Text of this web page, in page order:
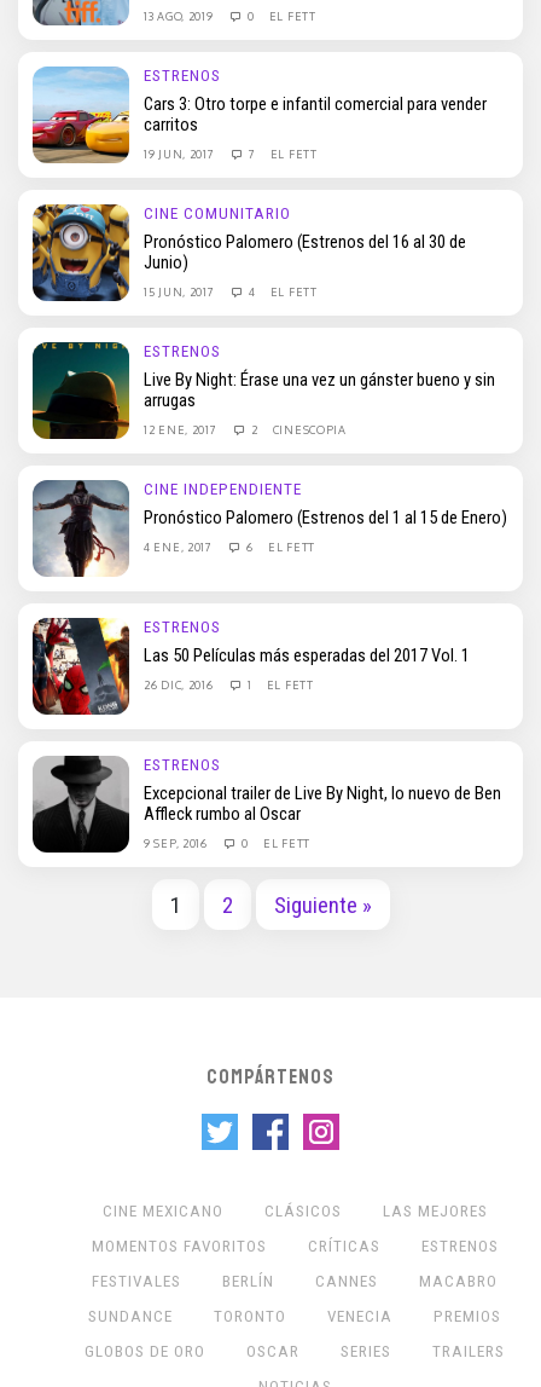
13 AGO, 2019 0 EL FETT
ESTRENOS
Cars 3: Otro torpe e infantil comercial para vender
carritos
19 JUN, 2017 7 EL FETT
CINE COMUNITARIO
Pronóstico Palomero (Estrenos del 16 al 30 de
Junio)
15 JUN, 2017 4 EL FETT
ESTRENOS
Live By Night: Érase una vez un gánster bueno y sin
arrugas
12 ENE, 2017 2 CINESCOPIA
CINE INDEPENDIENTE
Pronóstico Palomero (Estrenos del 1 al 15 de Enero)
4 ENE, 2017 6 EL FETT
ESTRENOS
Las 50 Películas más esperadas del 2017 Vol. 1
26 DIC, 2016 1 EL FETT
ESTRENOS
Excepcional trailer de Live By Night, lo nuevo de Ben
Affleck rumbo al Oscar
9 SEP, 2016 0 EL FETT
1 2 Siguiente »
COMPÁRTENOS
CINE MEXICANO CLÁSICOS
LAS MEJORES
MOMENTOS FAVORITOS
CRÍTICAS
ESTRENOS
FESTIVALES
BERLÍN CANNES
MACABRO
SUNDANCE
TORONTO VENECIA
PREMIOS
GLOBOS DE ORO
OSCAR SERIES
TRAILERS